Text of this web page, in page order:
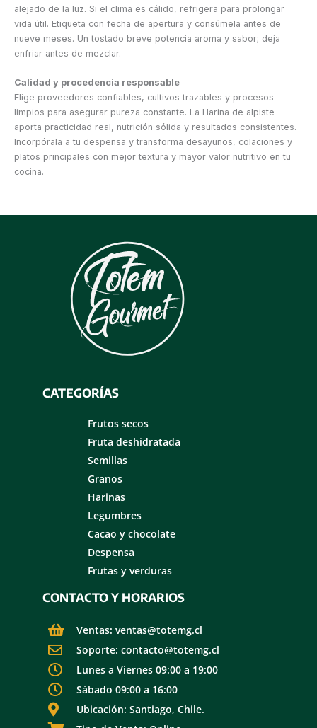
alejado de la luz. Si el clima es cálido, refrigera para prolongar
vida útil. Etiqueta con fecha de apertura y consúmela antes de
nueve meses. Un tostado breve potencia aroma y sabor; deja
enfriar antes de mezclar.
Calidad y procedencia responsable
Elige proveedores confiables, cultivos trazables y procesos
limpios para asegurar pureza constante. La Harina de alpiste
aporta practicidad real, nutrición sólida y resultados consistentes.
Incorpórala a tu despensa y transforma desayunos, colaciones y
platos principales con mejor textura y mayor valor nutritivo en tu
cocina.
CATEGORÍAS
Frutos secos
Fruta deshidratada
Semillas
Granos
Harinas
Legumbres
Cacao y chocolate
Despensa
Frutas y verduras
CONTACTO Y HORARIOS
Ventas: ventas@totemg.cl
Soporte: contacto@totemg.cl
Lunes a Viernes 09:00 a 19:00
Sábado 09:00 a 16:00
Ubicación: Santiago, Chile.